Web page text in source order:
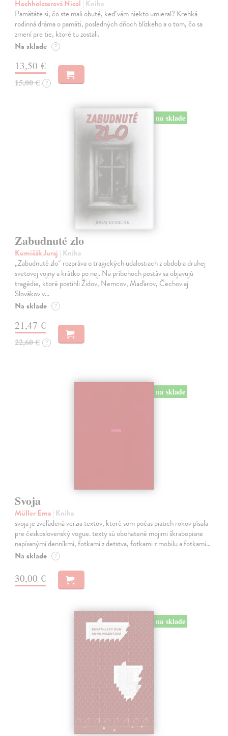
Hochholczerová Nicol | Kniha
Pamätáte si, čo ste mali obuté, keď vám niekto umieral? Krehká
rodinná dráma o pamäti, posledných dňoch blízkeho a o tom, čo sa
zmení pre tie, ktoré tu zostali.
Na sklade ?
13,50 €
15,00 € ?
na sklade
Zabudnuté zlo
Kumičák Juraj | Kniha
„Zabudnuté zlo“ rozpráva o tragických udalostiach z obdobia druhej
svetovej vojny a krátko po nej. Na príbehoch postáv sa objavujú
tragédie, ktoré postihli Židov, Nemcov, Maďarov, Čechov aj
Slovákov v…
Na sklade ?
21,47 €
22,60 € ?
na sklade
Svoja
Müller Ema| Kniha
svoja je zveľadená verzia textov, ktoré som počas piatich rokov písala
pre československý vogue. texty sú obohatené mojimi škrabopisne
napísanými denníkmi, fotkami z detstva, fotkami z mobilu a fotkami…
Na sklade ?
30,00 €
na sklade